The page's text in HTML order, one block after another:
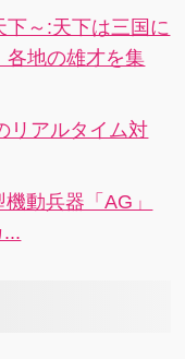
～:天下は三国に
各地の雄才を集
リアルタイム対
動兵器「AG」